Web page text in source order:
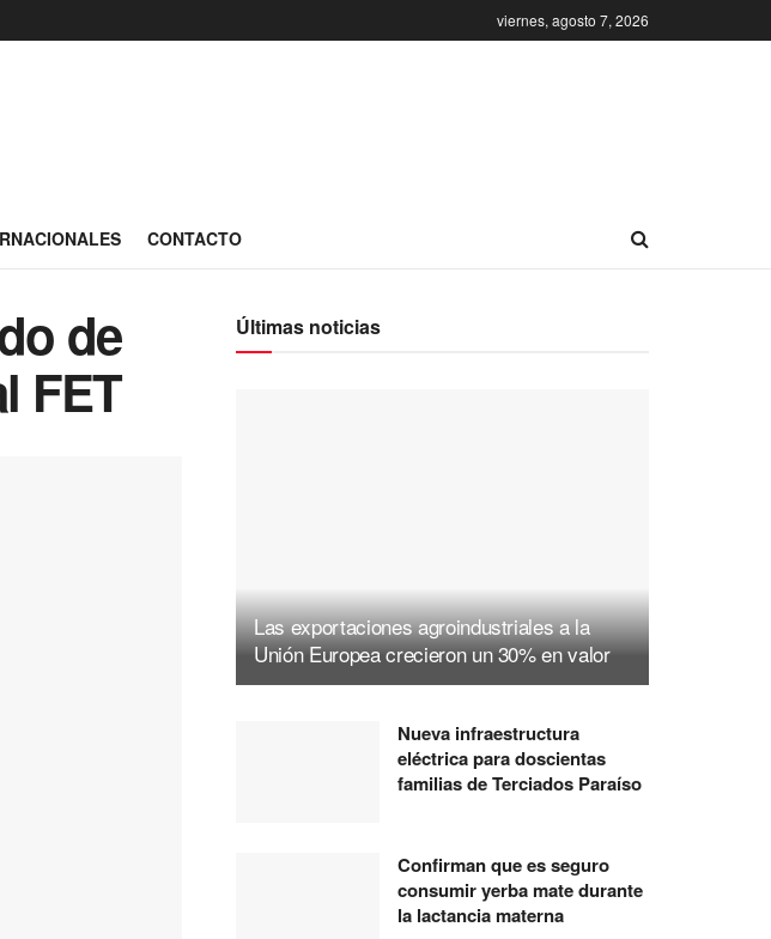
viernes, agosto 7, 2026
CONTACTO
de
FET
Últimas noticias
Las exportaciones agroindustriales a la
Unión Europea crecieron un 30% en valor
Nueva infraestructura
eléctrica para doscientas
familias de Terciados Paraíso
Confirman que es seguro
consumir yerba mate durante
la lactancia materna